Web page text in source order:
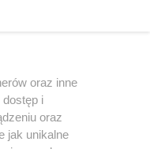
oraz inne
i
oraz
jak unikalne